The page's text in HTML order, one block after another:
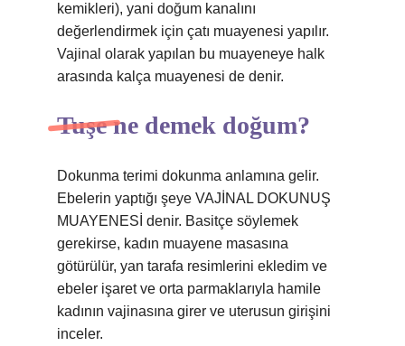
kemikleri), yani doğum kanalını
değerlendirmek için çatı muayenesi yapılır.
Vajinal olarak yapılan bu muayeneye halk
arasında kalça muayenesi de denir.
Tuşe ne demek doğum?
Dokunma terimi dokunma anlamına gelir.
Ebelerin yaptığı şeye VAJİNAL DOKUNUŞ
MUAYENESİ denir. Basitçe söylemek
gerekirse, kadın muayene masasına
götürülür, yan tarafa resimlerini ekledim ve
ebeler işaret ve orta parmaklarıyla hamile
kadının vajinasına girer ve uterusun girişini
inceler.